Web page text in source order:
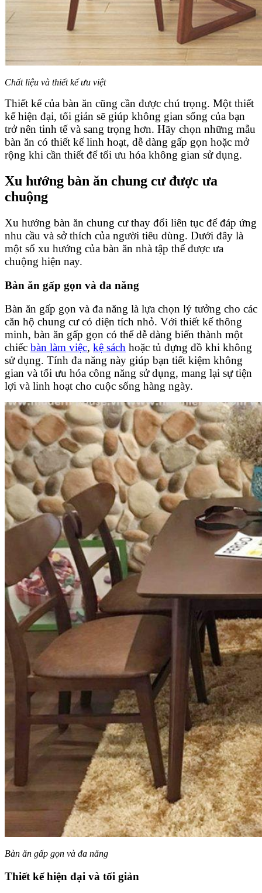
Chất liệu và thiết kế ưu việt
Thiết kế của bàn ăn cũng cần được chú trọng. Một thiết
kế hiện đại, tối giản sẽ giúp không gian sống của bạn
trở nên tinh tế và sang trọng hơn. Hãy chọn những mẫu
bàn ăn có thiết kế linh hoạt, dễ dàng gấp gọn hoặc mở
rộng khi cần thiết để tối ưu hóa không gian sử dụng.
Xu hướng bàn ăn chung cư được ưa
chuộng
Xu hướng bàn ăn chung cư thay đổi liên tục để đáp ứng
nhu cầu và sở thích của người tiêu dùng. Dưới đây là
một số xu hướng của bàn ăn nhà tập thể được ưa
chuộng hiện nay.
Bàn ăn gấp gọn và đa năng
Bàn ăn gấp gọn và đa năng là lựa chọn lý tưởng cho các
căn hộ chung cư có diện tích nhỏ. Với thiết kế thông
minh, bàn ăn gấp gọn có thể dễ dàng biến thành một
chiếc bàn làm việc, kệ sách hoặc tủ đựng đồ khi không
sử dụng. Tính đa năng này giúp bạn tiết kiệm không
gian và tối ưu hóa công năng sử dụng, mang lại sự tiện
lợi và linh hoạt cho cuộc sống hàng ngày.
Bàn ăn gấp gọn và đa năng
Thiết kế hiện đại và tối giản